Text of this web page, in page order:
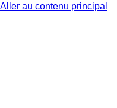
Aller au contenu principal